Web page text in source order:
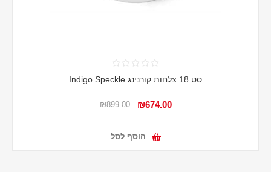
סט 18 צלחות קורנינג Indigo Speckle
₪674.00
₪899.00
הוסף לסל